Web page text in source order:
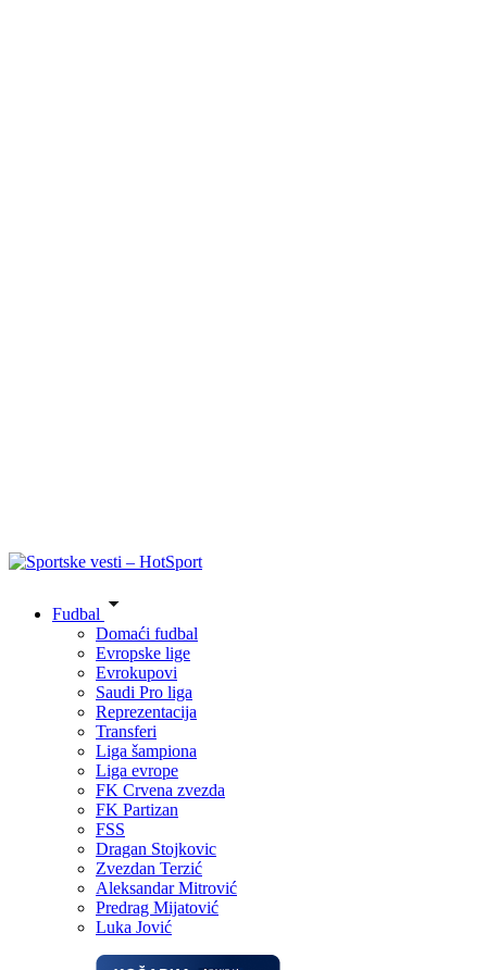
Fudbal
Domaći fudbal
Evropske lige
Evrokupovi
Saudi Pro liga
Reprezentacija
Transferi
Liga šampiona
Liga evrope
FK Crvena zvezda
FK Partizan
FSS
Dragan Stojkovic
Zvezdan Terzić
Aleksandar Mitrović
Predrag Mijatović
Luka Jović